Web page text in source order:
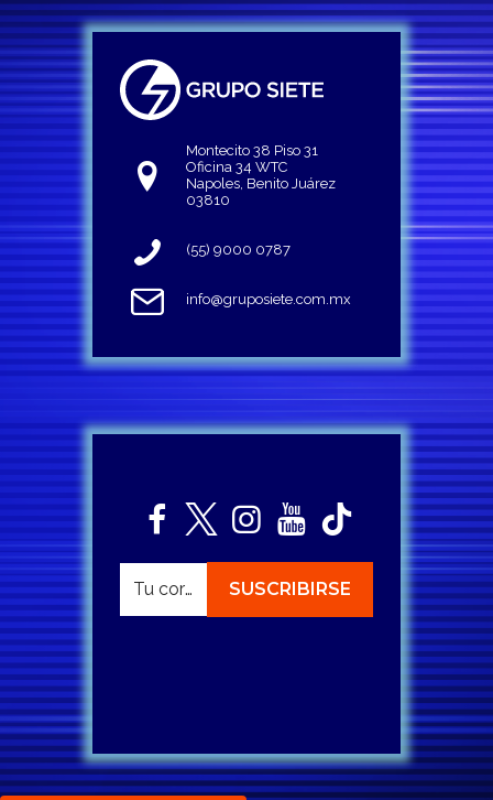
Montecito 38 Piso 31
Oficina 34 WTC
Napoles, Benito Juárez
03810
(55) 9000 0787
info@gruposiete.com.mx